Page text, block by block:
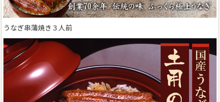
うなぎ串蒲焼き３人前